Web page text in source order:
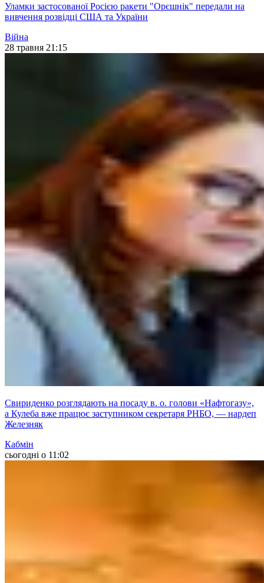
Уламки застосованої Росією ракети "Орєшнік" передали на
вивчення розвідці США та України
Війна
28 травня 21:15
Свириденко розглядають на посаду в. о. голови «Нафтогазу»,
а Кулеба вже працює заступником секретаря РНБО, — нардеп
Железняк
Кабмін
сьогодні о 11:02